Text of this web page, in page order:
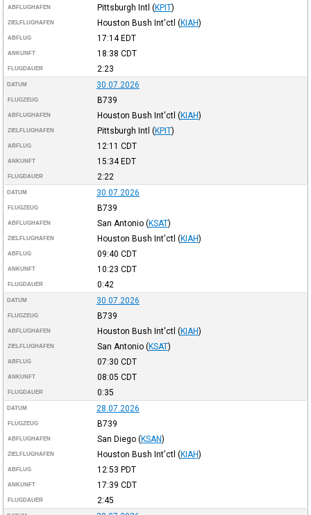
ABFLUGHAFEN Pittsburgh Intl (KPIT)
ZIELFLUGHAFEN Houston Bush Int'ctl (KIAH)
ABFLUG 17:14EDT
ANKUNFT 18:38 CDT
FLUGDAUER 2:23
DATUM 30.07.2026
FLUGZEUG B739
ABFLUGHAFEN Houston Bush Int'ctl (KIAH)
ZIELFLUGHAFEN Pittsburgh Intl (KPIT)
ABFLUG 12:11 CDT
ANKUNFT 15:34EDT
FLUGDAUER 2:22
DATUM 30.07.2026
FLUGZEUG B739
ABFLUGHAFEN San Antonio (KSAT)
ZIELFLUGHAFEN Houston Bush Int'ctl (KIAH)
ABFLUG 09:40 CDT
ANKUNFT 10:23 CDT
FLUGDAUER 0:42
DATUM 30.07.2026
FLUGZEUG B739
ABFLUGHAFEN Houston Bush Int'ctl (KIAH)
ZIELFLUGHAFEN San Antonio (KSAT)
ABFLUG 07:30 CDT
ANKUNFT 08:05 CDT
FLUGDAUER 0:35
DATUM 28.07.2026
FLUGZEUG B739
ABFLUGHAFEN San Diego (KSAN)
ZIELFLUGHAFEN Houston Bush Int'ctl (KIAH)
ABFLUG 12:53 PDT
ANKUNFT 17:39 CDT
FLUGDAUER 2:45